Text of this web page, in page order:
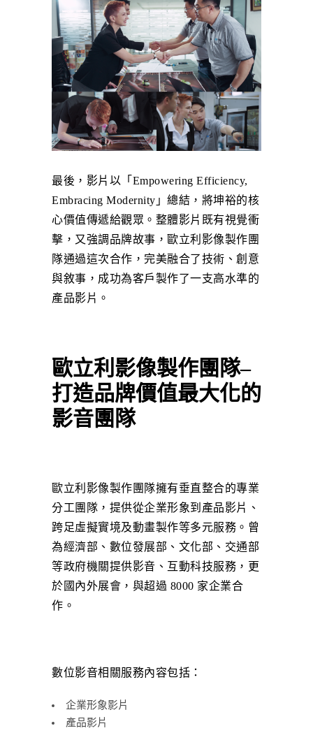
最後，影片以「Empowering Efficiency,
Embracing Modernity」總結，將坤裕的核
心價值傳遞給觀眾。整體影片既有視覺衝
擊，又強調品牌故事，歐立利影像製作團
隊通過這次合作，完美融合了技術、創意
與敘事，成功為客戶製作了一支高水準的
產品影片。
歐立利影像製作團隊–
打造品牌價值最大化的
影音團隊
歐立利影像製作團隊擁有垂直整合的專業
分工團隊，提供從企業形象到產品影片、
跨足虛擬實境及動畫製作等多元服務。曾
為經濟部、數位發展部、文化部、交通部
等政府機關提供影音、互動科技服務，更
於國內外展會，與超過 8000 家企業合
作。
數位影音相關服務內容包括：
企業形象影片
產品影片